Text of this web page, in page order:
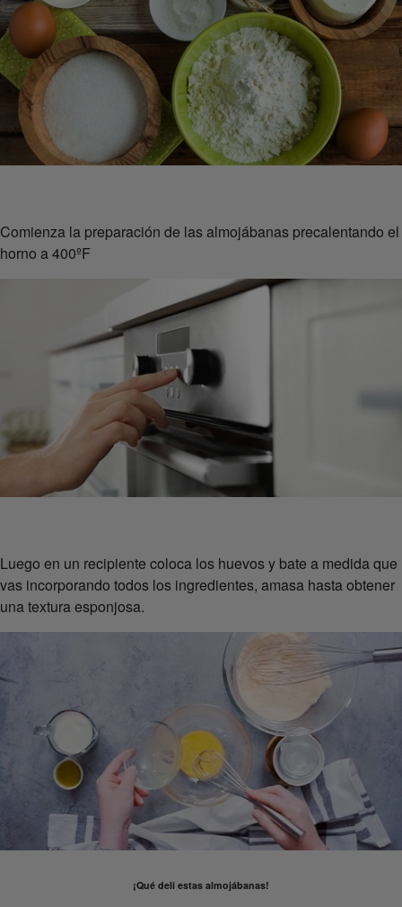
Comienza la preparación de las almojábanas precalentando el
horno a 400ºF
Luego en un recipiente coloca los huevos y bate a medida que
vas incorporando todos los ingredientes, amasa hasta obtener
una textura esponjosa.
¡Qué deli estas almojábanas!